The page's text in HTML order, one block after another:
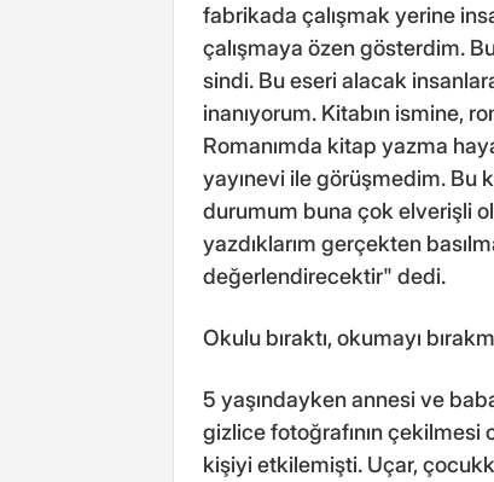
fabrikada çalışmak yerine
çalışmaya özen gösterdim.
sindi. Bu eseri alacak
inanıyorum. Kitabın ismine,
Romanımda kitap yazma
yayınevi ile görüşmedim. Bu
durumum buna çok elverişli
yazdıklarım gerçekten
değerlendirecektir" dedi.
Okulu bıraktı, okumayı
5 yaşındayken annesi ve
gizlice fotoğrafının çekilmesi
kişiyi etkilemişti. Uçar,